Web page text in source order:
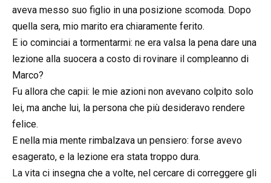
aveva messo suo figlio in una posizione scomoda. Dopo
quella sera, mio marito era chiaramente ferito.
E io cominciai a tormentarmi: ne era valsa la pena dare una
lezione alla suocera a costo di rovinare il compleanno di
Marco?
Fu allora che capii: le mie azioni non avevano colpito solo
lei, ma anche lui, la persona che più desideravo rendere
felice.
E nella mia mente rimbalzava un pensiero: forse avevo
esagerato, e la lezione era stata troppo dura.
La vita ci insegna che a volte, nel cercare di correggere gli